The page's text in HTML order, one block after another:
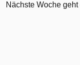
Nächste Woche